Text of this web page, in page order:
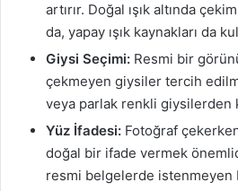
artırır. Doğal ışık altında
da, yapay ışık kaynakları da
Giysi Seçimi: Resmi bir
çekmeyen giysiler tercih
veya parlak renkli giysilerden
Yüz İfadesi: Fotoğraf
doğal bir ifade vermek
resmi belgelerde istenmeyen